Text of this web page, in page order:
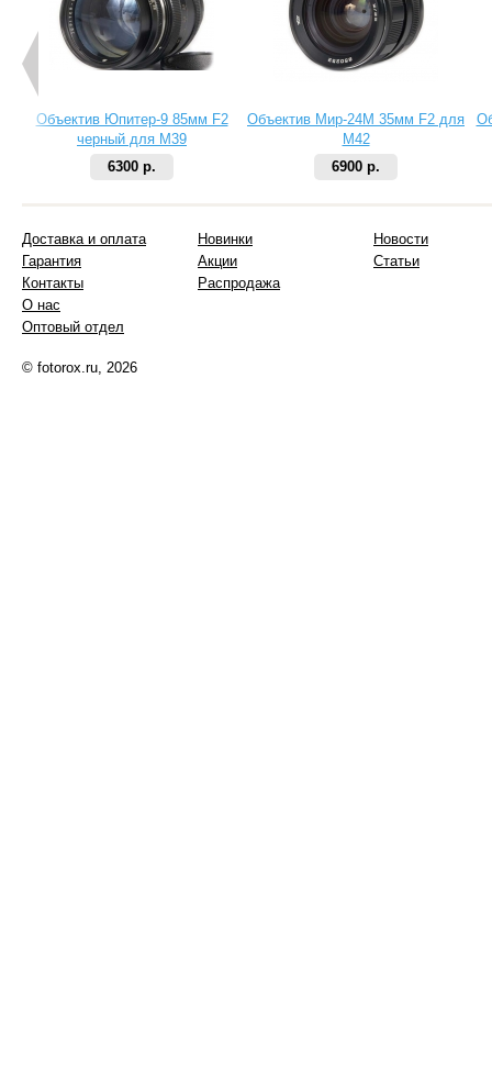
Объектив Юпитер-9 85мм F2
черный для M39
6300 р.
Объектив Мир-24М 35мм F2 для
М42
6900 р.
Доставка и оплата
Гарантия
Контакты
О нас
Оптовый отдел
Новинки
Акции
Распродажа
Новости
Статьи
© fotorox.ru, 2026